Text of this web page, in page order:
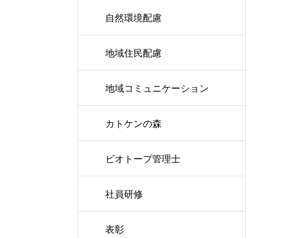
自然環境配慮
地域住民配慮
地域コミュニケーション
カトケンの森
ビオトープ管理士
社員研修
表彰